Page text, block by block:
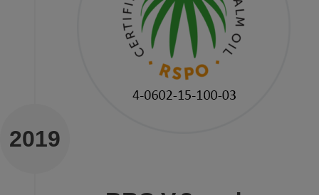
2019